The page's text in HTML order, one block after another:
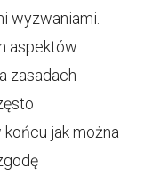
wyzwaniami.
aspektów
zasadach
jak można